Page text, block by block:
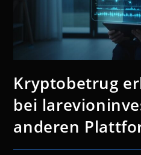
Kryptobetrug
bei
anderen